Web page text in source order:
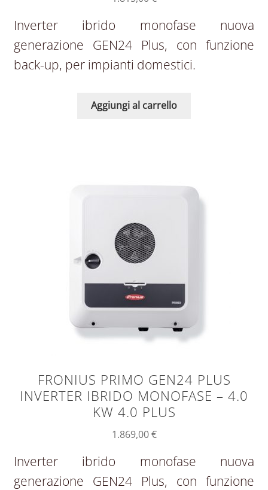
Inverter ibrido monofase nuova
generazione GEN24 Plus, con funzione
back-up, per impianti domestici.
Aggiungi al carrello
FRONIUS PRIMO GEN24 PLUS
INVERTER IBRIDO MONOFASE – 4.0
KW 4.0 PLUS
1.869,00€
Inverter ibrido monofase nuova
generazione GEN24 Plus, con funzione